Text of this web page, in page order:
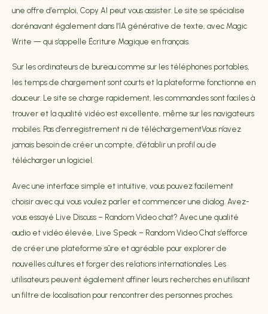
une offre d’emploi, Copy AI peut vous assister. Le site se spécialise
dorénavant également dans l’IA générative de texte, avec Magic
Write — qui s’appelle Écriture Magique en français.
Sur les ordinateurs de bureau comme sur les téléphones portables,
les temps de chargement sont courts et la plateforme fonctionne en
douceur. Le site se charge rapidement, les commandes sont faciles à
trouver et la qualité vidéo est excellente, même sur les navigateurs
mobiles. Pas d’enregistrement ni de téléchargementVous n’avez
jamais besoin de créer un compte, d’établir un profil ou de
télécharger un logiciel.
Avec une interface simple et intuitive, vous pouvez facilement
choisir avec qui vous voulez parler et commencer une dialog. Avez-
vous essayé Live Discuss – Random Video chat? Avec une qualité
audio et vidéo élevée, Live Speak – Random Video Chat s’efforce
de créer une plateforme sûre et agréable pour explorer de
nouvelles cultures et forger des relations internationales. Les
utilisateurs peuvent également affiner leurs recherches en utilisant
un filtre de localisation pour rencontrer des personnes proches.